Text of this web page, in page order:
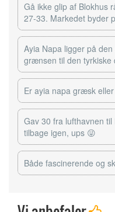
Gå ikke glip af Blokhus
27-33. Markedet byder
Ayia Napa ligger på
grænsen til den tyrkiske
Er ayia napa græsk
Gav 30 fra lufthavnen
tilbage igen, ups 😜
Både fascinerende og